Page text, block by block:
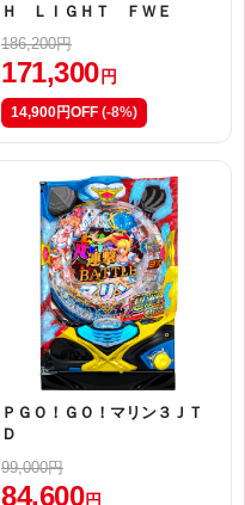
Ｈ ＬＩＧＨＴ ＦＷＥ
186,200円
171,300 円
14,900円OFF (-8%)
ＰＧＯ！ＧＯ！マリン３ＪＴ
Ｄ
99,000円
84,600円